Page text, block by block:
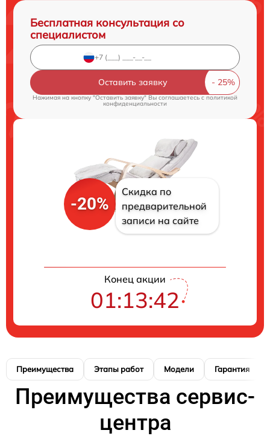
Бесплатная консультация со
специалистом
Оставить заявку
Нажимая на кнопку "Оставить заявку" Вы соглашаетесь cполитикой
конфиденциальности
-20%
Скидка по
предварительной
записи на сайте
Конец акции
01:13:41
Преимущества Этапы работ Модели Гарантия
Преимущества сервис-
центра